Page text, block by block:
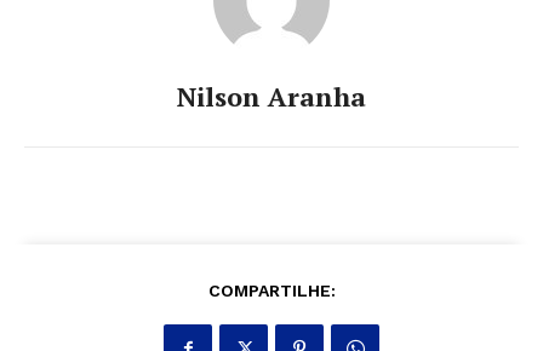
Nilson Aranha
COMPARTILHE: